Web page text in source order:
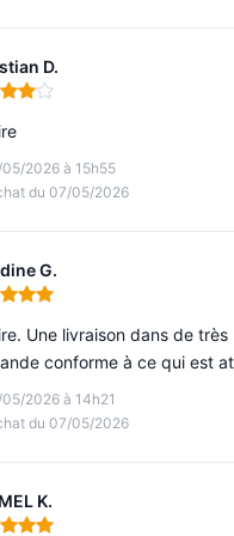
D.
: 4 sur 5
2026 à 15h55
du 07/05/2026
G.
: 5 sur 5
2026 à 14h21
du 07/05/2026
Une livraison dans de
conforme à ce qui est
K.